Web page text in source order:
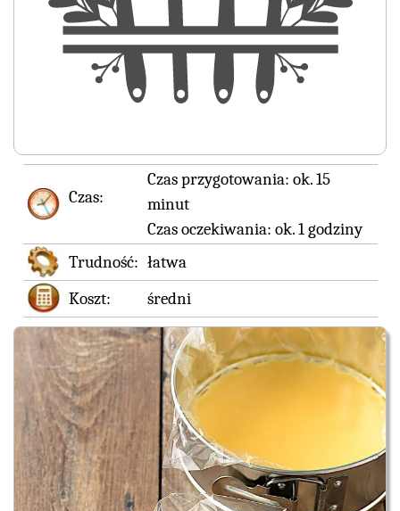
Czas:
Czas przygotowania: ok. 15
minut
Czas oczekiwania: ok. 1 godziny
Trudność: łatwa
Koszt:
średni